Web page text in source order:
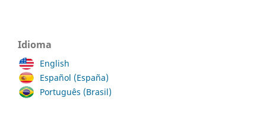
Idioma
English
Español (España)
Português (Brasil)